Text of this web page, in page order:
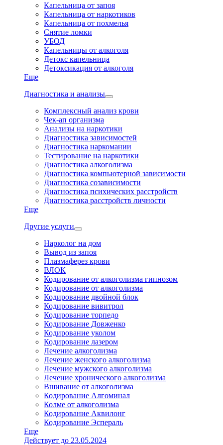
Капельница от запоя
Капельница от наркотиков
Капельница от похмелья
Снятие ломки
УБОД
Капельницы от алкоголя
Детокс капельница
Детоксикация от алкоголя
Еще
Диагностика и анализы
Комплексный анализ крови
Чек-ап организма
Анализы на наркотики
Диагностика зависимостей
Диагностика наркомании
Тестирование на наркотики
Диагностика алкоголизма
Диагностика компьютерной зависимости
Диагностика созависимости
Диагностика психических расстройств
Диагностика расстройств личности
Еще
Другие услуги
Нарколог на дом
Вывод из запоя
Плазмаферез крови
ВЛОК
Кодирование от алкоголизма гипнозом
Кодирование от алкоголизма
Кодирование двойной блок
Кодирование вивитрол
Кодирование торпедо
Кодирование Довженко
Кодирование уколом
Кодирование лазером
Лечение алкоголизма
Лечение женского алкоголизма
Лечение мужского алкоголизма
Лечение хронического алкоголизма
Вшивание от алкоголизма
Кодирование Алгоминал
Колме от алкоголизма
Кодирование Аквилонг
Кодирование Эспераль
Еще
Действует до 23.05.2024